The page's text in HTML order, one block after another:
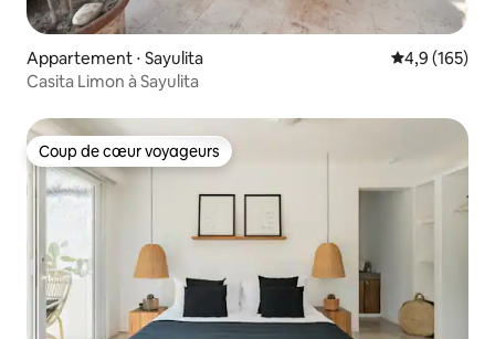
Appartement ⋅ Sayulita Évaluation
4,9 (165)
Casita Limon à Sayulita
Coup de cœur voyageurs
Coup de cœur voyageurs